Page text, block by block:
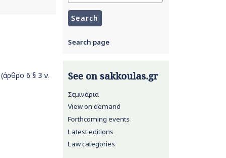
6 § 3 ν.
Search page
See on sakkoulas.gr
Σεμινάρια
View on demand
Forthcoming events
Latest editions
Law categories